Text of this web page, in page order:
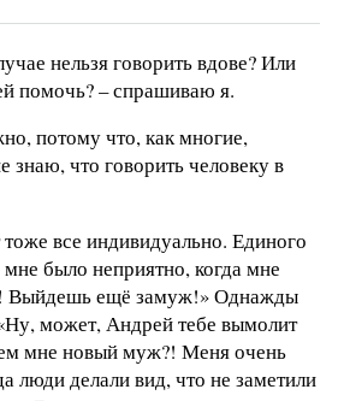
нельзя говорить вдове? Или
помочь? – спрашиваю я.
потому что, как многие,
знаю, что говорить человеку в
все индивидуально. Единого
было неприятно, когда мне
Выйдешь ещё замуж!» Однажды
может, Андрей тебе вымолит
мне новый муж?! Меня очень
люди делали вид, что не заметили